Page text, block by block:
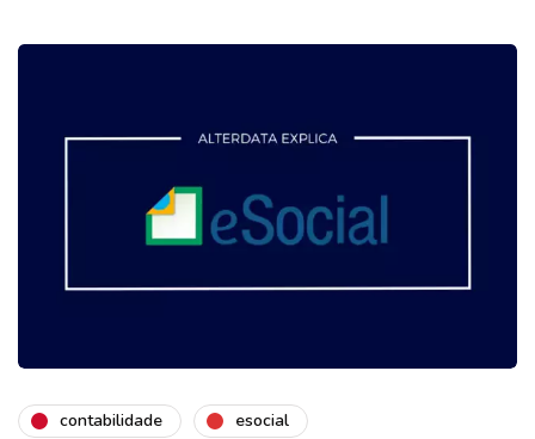
contabilidade esocial